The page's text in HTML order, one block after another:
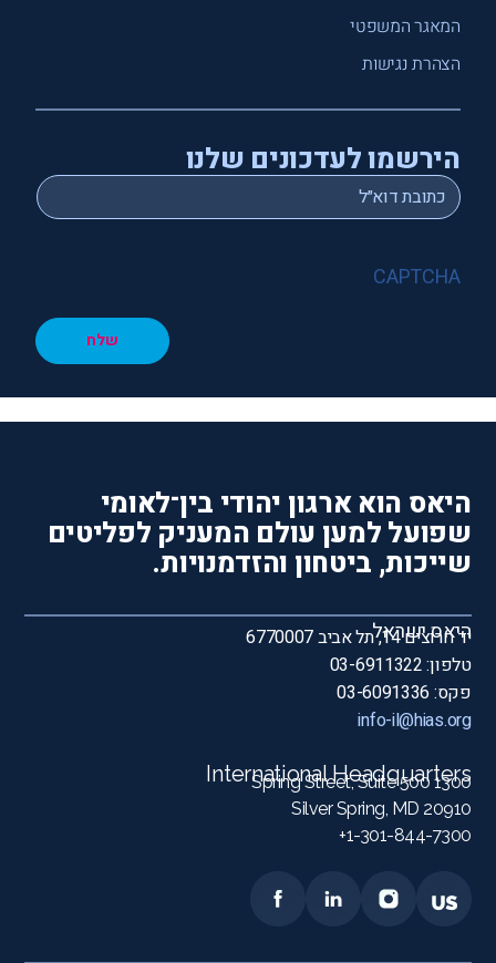
המאגר המשפטי
הצהרת נגישות
הירשמו לעדכונים שלנו
Email
*
CAPTCHA
שלח
היאס הוא ארגון יהודי בין־לאומי
שפועל למען עולם המעניק לפליטים
שייכות, ביטחון והזדמנויות.
היאס ישראל
יד חרוצים 14, תל אביב 6770007
טלפון: 03-6911322
פקס: 03-6091336
info-il@hias.org
International Headquarters
1300 Spring Street, Suite 500
Silver Spring, MD 20910
1-301-844-7300+